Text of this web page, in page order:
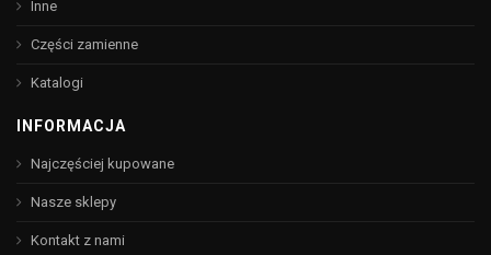
Inne
Części zamienne
Katalogi
INFORMACJA
Najczęściej kupowane
Nasze sklepy
Kontakt z nami